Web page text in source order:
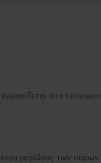
στο
μεγέθους των πόρων